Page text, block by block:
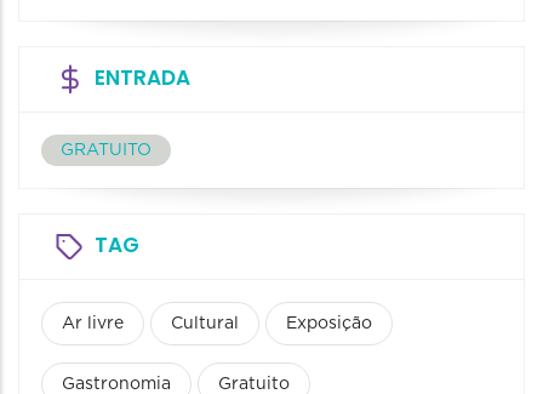
ENTRADA
GRATUITO
TAG
Ar livre Cultural Exposição
Gastronomia Gratuito